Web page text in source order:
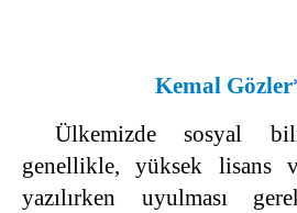
Kemal Gözler
Ülkemizde sosyal
genellikle, yüksek lisans
yazılırken uyulması